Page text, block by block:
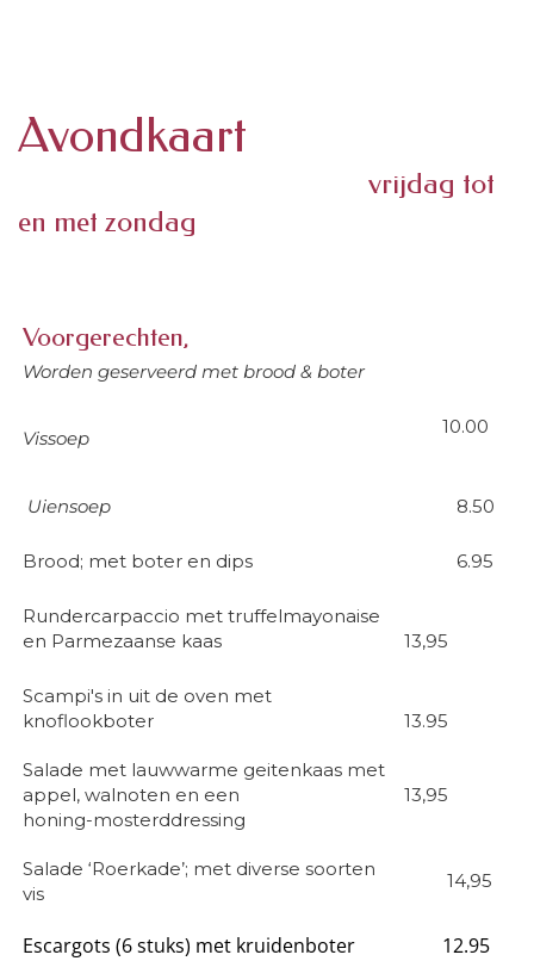
Avondkaart
vrijdag tot
en met zondag
Voorgerechten,
Worden geserveerd met brood & boter
Vissoep
10.00
Uiensoep 8.50
Brood; met boter en dips 6.95
Rundercarpaccio met truffelmayonaise
en Parmezaanse kaas
13,95
Scampi's in uit de oven met
knoflookboter
13.95
Salade met lauwwarme geitenkaas met
appel, walnoten en een
honing-mosterddressing
13,95
Salade ‘Roerkade’; met diverse soorten
vis
14,95
Escargots (6 stuks) met kruidenboter 12.95